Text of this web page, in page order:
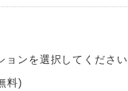
ョンを選択してください
料)